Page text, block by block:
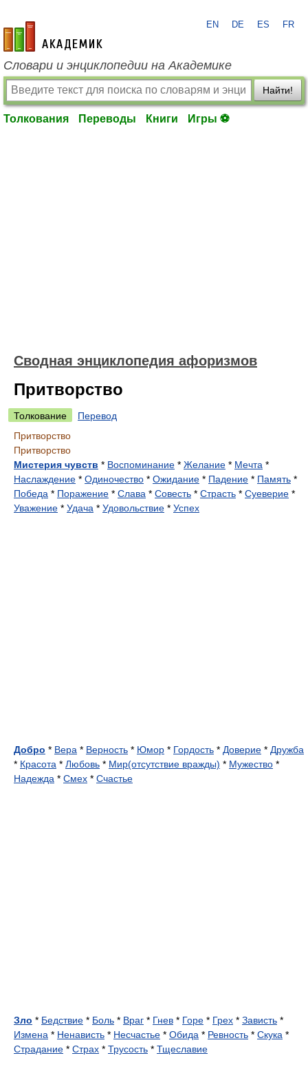
academic.ru
EN DE ES FR
Словари и энциклопедии на Академике
Найти!
Толкования Переводы Книги Игры ⚽
Сводная энциклопедия афоризмов
Притворство
Толкование
Перевод
Притворство
Притворство
Мистерия чувств * Воспоминание * Желание * Мечта *
Наслаждение * Одиночество * Ожидание * Падение * Память *
Победа * Поражение * Слава * Совесть * Страсть * Суеверие *
Уважение * Удача * Удовольствие * Успех
Добро * Вера * Верность * Юмор * Гордость * Доверие * Дружба
* Красота * Любовь * Мир(отсутствие вражды) * Мужество *
Надежда * Смех * Счастье
Зло * Бедствие * Боль * Враг * Гнев * Горе * Грех * Зависть *
Измена * Ненависть * Несчастье * Обида * Ревность * Скука *
Страдание * Страх * Трусость * Тщеславие